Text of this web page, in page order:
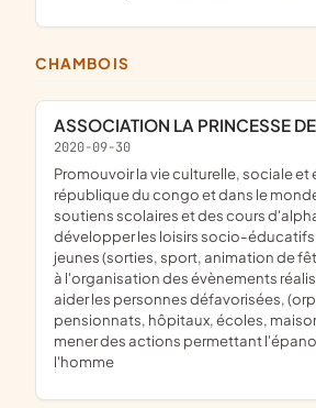
CHAMBOIS
ASSOCIATION LA PRINCESSE
2020-09-30
promouvoir la vie culturelle, sociale et éducative en
république du congo et dans le
soutiens scolaires et des cours
développer les loisirs socio-
jeunes (sorties, sport, animation de
à l'organisation des évènements
aider les personnes défavorisées,
pensionnats, hôpitaux, écoles,
mener des actions permettant
l'homme